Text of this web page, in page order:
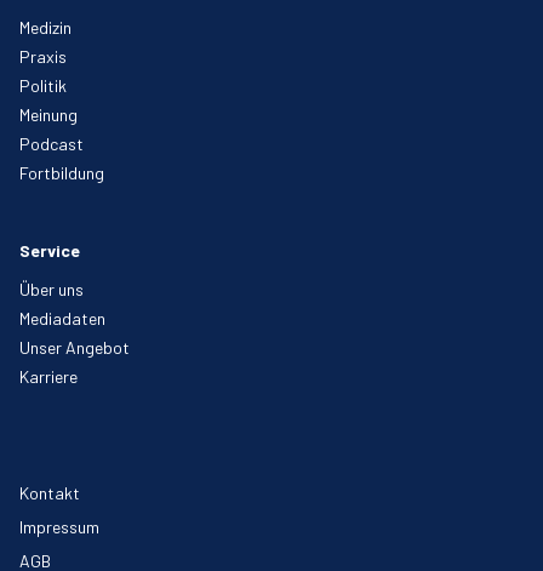
Medizin
Praxis
Politik
Meinung
Podcast
Fortbildung
Service
Über uns
Mediadaten
Unser Angebot
Karriere
Kontakt
Impressum
AGB